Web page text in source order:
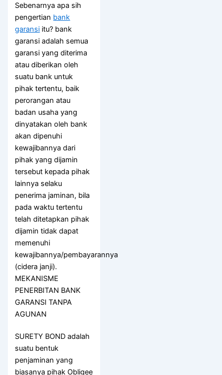
Sebenarnya apa sih
pengertian bank
garansi itu? bank
garansi adalah semua
garansi yang diterima
atau diberikan oleh
suatu bank untuk
pihak tertentu, baik
perorangan atau
badan usaha yang
dinyatakan oleh bank
akan dipenuhi
kewajibannya dari
pihak yang dijamin
tersebut kepada pihak
lainnya selaku
penerima jaminan, bila
pada waktu tertentu
telah ditetapkan pihak
dijamin tidak dapat
memenuhi
kewajibannya/pembayarannya
(cidera janji).
MEKANISME
PENERBITAN BANK
GARANSI TANPA
AGUNAN
SURETY BOND adalah
suatu bentuk
penjaminan yang
biasanya pihak Obligee